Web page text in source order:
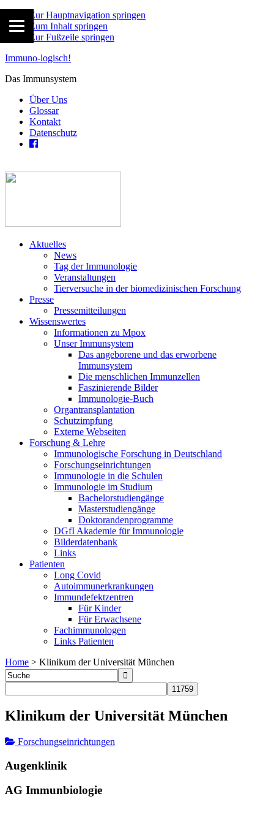
Zur Hauptnavigation springen
Zum Inhalt springen
Zur Fußzeile springen
Immuno-logisch!
Das Immunsystem
Über Uns
Glossar
Kontakt
Datenschutz
Aktuelles
News
Tag der Immunologie
Veranstaltungen
Tierversuche in der biomedizinischen Forschung
Presse
Pressemitteilungen
Wissenswertes
Informationen zu Mpox
Unser Immunsystem
Das angeborene und das erworbene
Immunsystem
Die menschlichen Immunzellen
Faszinierende Bilder
Immunologie-Buch
Organtransplantation
Schutzimpfung
Externe Webseiten
Forschung & Lehre
Immunologische Forschung in Deutschland
Forschungseinrichtungen
Immunologie in die Schulen
Immunologie im Studium
Bachelorstudiengänge
Masterstudiengänge
Doktorandenprogramme
DGfI Akademie für Immunologie
Bilderdatenbank
Links
Patienten
Long Covid
Autoimmunerkrankungen
Immundefektzentren
Für Kinder
Für Erwachsene
Fachimmunologen
Links Patienten
Home > Klinikum der Universität München
Klinikum der Universität München
Forschungseinrichtungen
Augenklinik
AG Immunbiologie